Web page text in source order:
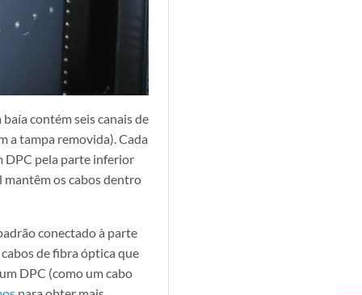
contém seis canais de
a tampa removida). Cada
DPC pela parte inferior
mantêm os cabos dentro
conectado à parte
de fibra óptica que
DPC (como um cabo